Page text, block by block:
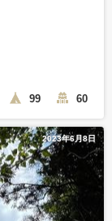
99 60
2023年6月8日